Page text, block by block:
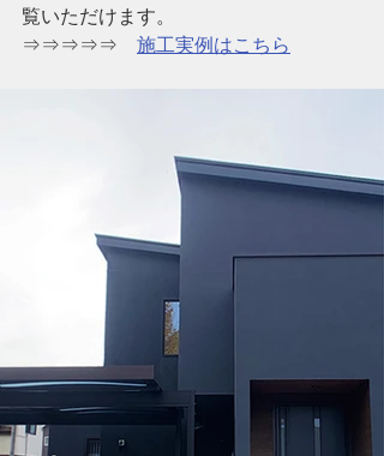
覧いただけます。
⇒⇒⇒⇒⇒ 施工実例はこちら